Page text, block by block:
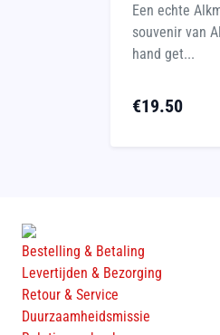
Een echte
souvenir van
hand get...
€19.50
Bestelling & Betaling
Levertijden & Bezorging
Retour & Service
Duurzaamheidsmissie